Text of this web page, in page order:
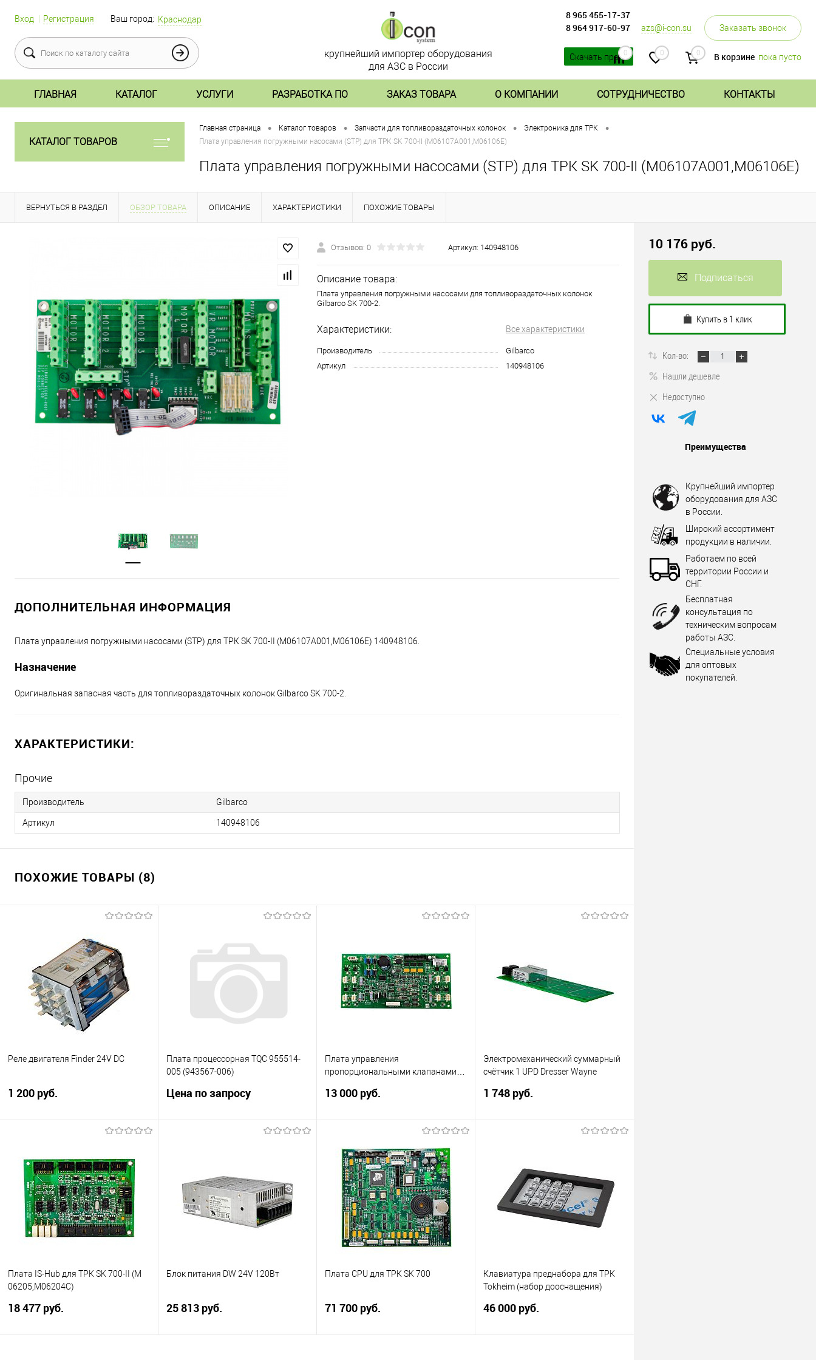
Вход Регистрация Ваш город: Краснодар
8 965 455-17-37
8 964 917-60-97
azs@i-con.su Заказать звонок
Скачать прайс
0 0 0 В корзине пока пусто
крупнейший импортер оборудования
для АЗС в России
ГЛАВНАЯ КАТАЛОГ УСЛУГИ РАЗРАБОТКА ПО ЗАКАЗ ТОВАРА О КОМПАНИИ СОТРУДНИЧЕСТВО КОНТАКТЫ
КАТАЛОГ ТОВАРОВ
Главная страница • Каталог товаров • Запчасти для топливораздаточных колонок • Электроника для ТРК •
Плата управления погружными насосами (STP) для ТРК SK 700-II (М06107А001,М06106Е)
Плата управления погружными насосами (STP) для ТРК SK 700-II (М06107А001,М06106Е)
ВЕРНУТЬСЯ В РАЗДЕЛ ОБЗОР ТОВАРА ОПИСАНИЕ ХАРАКТЕРИСТИКИ ПОХОЖИЕ ТОВАРЫ
Отзывов: 0 Артикул: 140948106
Описание товара:
Плата управления погружными насосами для топливораздаточных колонок
Gilbarco SK 700-2.
Характеристики: Все характеристики
Производитель
Gilbarco
Артикул
140948106
ДОПОЛНИТЕЛЬНАЯ ИНФОРМАЦИЯ
Плата управления погружными насосами (STP) для ТРК SK 700-II (М06107А001,М06106Е) 140948106.
Назначение
Оригинальная запасная часть для топливораздаточных колонок Gilbarco SK 700-2.
ХАРАКТЕРИСТИКИ:
Прочие
Производитель Gilbarco
Артикул 140948106
ПОХОЖИЕ ТОВАРЫ (8)
Реле двигателя Finder 24V DC
1 200 руб.
Подписаться
Купить в 1 клик
Сравнить
В избранное
Недоступно
Плата процессорная TQC 955514-
005 (943567-006)
Цена по запросу
Купить в 1 клик
Сравнить
В избранное
Недоступно
Плата управления
пропорциональными клапанами
13 000 руб.
для топливораздаточных колонок
Gilbarco SK 700-2.
Подписаться
Купить в 1 клик
Сравнить
В избранное
Недоступно
Электромеханический суммарный
счётчик 1 UPD Dresser Wayne
1 748 руб.
Плата электромеханических
Купить
Купить в 1 клик
Сравнить
Плата IS-Hub для ТРК SK 700-II (М
06205,М06204С)
18 477 руб.
Блок питания DW 24V 120Вт
25 813 руб.
Плата CPU для ТРК SK 700
71 700 руб.
Клавиатура преднабора для ТРК
Tokheim (набор дооснащения)
46 000 руб.
10 176 руб.
Подписаться
Купить в 1 клик
Кол-во:
Нашли дешевле
Недоступно
Преимущества
Крупнейший импортер
оборудования для АЗС
в России.
Широкий ассортимент
продукции в наличии.
Работаем по всей
территории России и
СНГ.
Бесплатная
консультация по
техническим вопросам
работы АЗС.
Специальные условия
для оптовых
покупателей.